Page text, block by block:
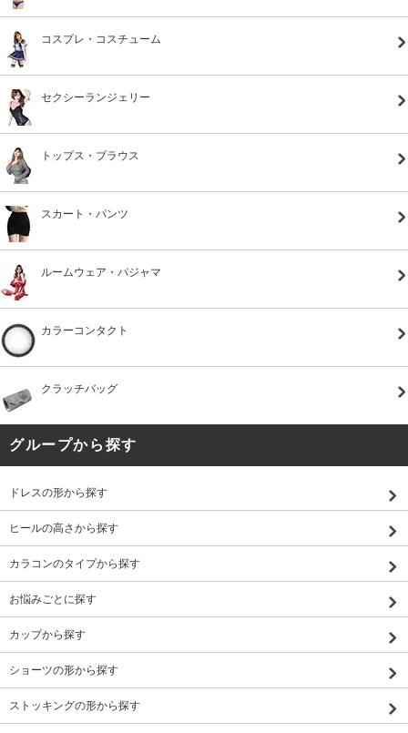
コスプレ・コスチューム
セクシーランジェリー
トップス・ブラウス
スカート・パンツ
ルームウェア・パジャマ
カラーコンタクト
クラッチバッグ
グループから探す
ドレスの形から探す
ヒールの高さから探す
カラコンのタイプから探す
お悩みごとに探す
カップから探す
ショーツの形から探す
ストッキングの形から探す